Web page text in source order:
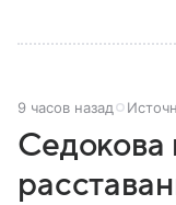
9 часов назад
Седокова